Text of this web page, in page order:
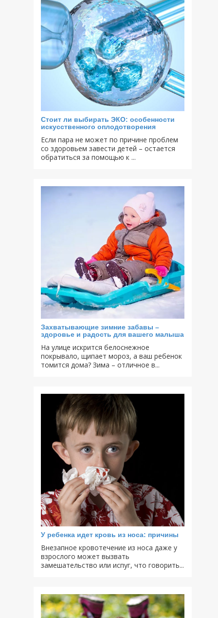
Стоит ли выбирать ЭКО: особенности
искусственного оплодотворения
Если пара не может по причине проблем
со здоровьем завести детей – остается
обратиться за помощью к ...
Захватывающие зимние забавы –
здоровье и радость для вашего малыша
На улице искрится белоснежное
покрывало, щипает мороз, а ваш ребенок
томится дома? Зима – отличное в...
У ребенка идет кровь из носа: причины
Внезапное кровотечение из носа даже у
взрослого может вызвать
замешательство или испуг, что говорить...